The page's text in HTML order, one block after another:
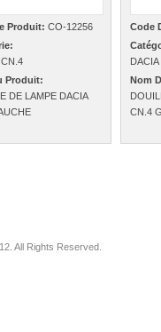
Produit: CO-12256
Produit:
DE LAMPE DACIA
Code
Nom
CN.4
All Rights Reserved.